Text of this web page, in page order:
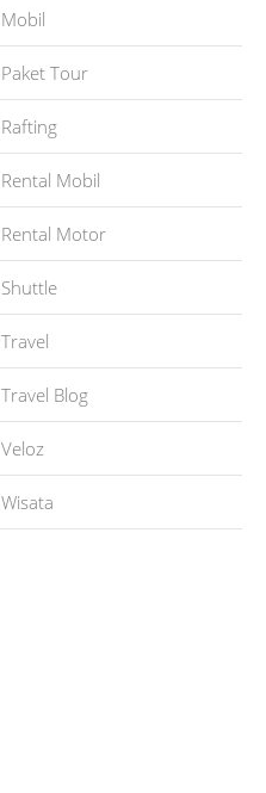
Mobil
Paket Tour
Rafting
Rental Mobil
Rental Motor
Shuttle
Travel
Travel Blog
Veloz
Wisata